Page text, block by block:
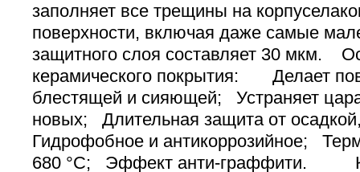
заполняет все трещины на
поверхности, включая даже самые
защитного слоя составляет 30 мкм.
керамического покрытия: Делает
блестящей и сияющей; Устраняет
новых; Длительная защита от
Гидрофобное и антикоррозийное;
680 °C; Эффект анти-граффити.